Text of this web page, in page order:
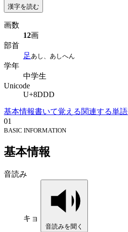
漢字を読む
画数
12画
部首
足 あし、あしへん
学年
中学生
Unicode
U+8DDD
基本情報書いて覚える関連する単語
01
BASIC INFORMATION
基本情報
音読み
キョ
音読みを聞く